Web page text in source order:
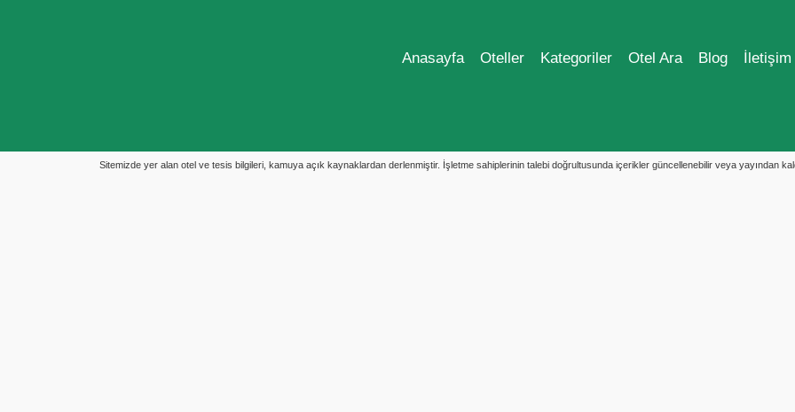
Anasayfa Oteller Kategoriler Otel Ara Blog İletişim
Sitemizde yer alan otel ve tesis bilgileri, kamuya açık kaynaklardan derlenmiştir. İşletme sahiplerinin talebi doğrultusunda içerikler güncellenebilir veya yayından